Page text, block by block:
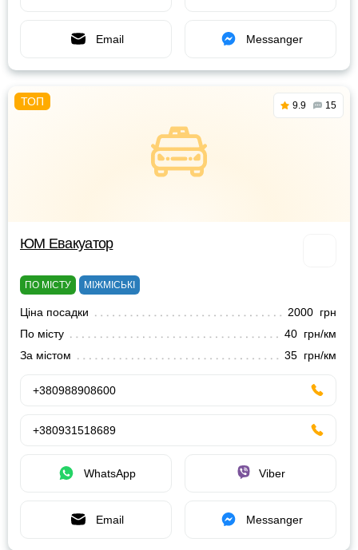
Email Messanger
9.9 15
ЮМ Евакуатор
ПО МІСТУ МІЖМІСЬКІ
Ціна посадки
2000 грн
По місту
40 грн/км
За містом
35 грн/км
+380988908600
+380931518689
WhatsApp Viber
Email Messanger